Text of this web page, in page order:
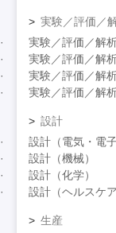
実験／評価／
実験／評価／解
実験／評価／解
実験／評価／解
実験／評価／解
設計
設計（電気・電子
設計（機械）
設計（化学）
設計（ヘルスケ
生産